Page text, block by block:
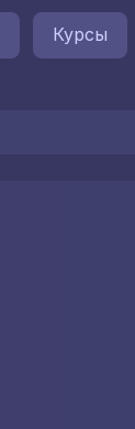
Курсы